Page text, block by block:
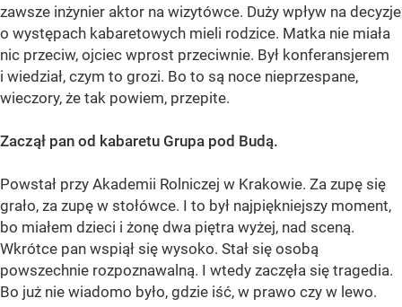
zawsze inżynier aktor na wizytówce. Duży wpływ na decyzje
o występach kabaretowych mieli rodzice. Matka nie miała
nic przeciw, ojciec wprost przeciwnie. Był konferansjerem
i wiedział, czym to grozi. Bo to są noce nieprzespane,
wieczory, że tak powiem, przepite.
Zaczął pan od kabaretu Grupa pod Budą.
Powstał przy Akademii Rolniczej w Krakowie. Za zupę się
grało, za zupę w stołówce. I to był najpiękniejszy moment,
bo miałem dzieci i żonę dwa piętra wyżej, nad sceną.
Wkrótce pan wspiął się wysoko. Stał się osobą
powszechnie rozpoznawalną. I wtedy zaczęła się tragedia.
Bo już nie wiadomo było, gdzie iść, w prawo czy w lewo.